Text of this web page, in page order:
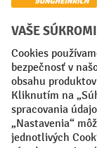
Alebo
Vaše